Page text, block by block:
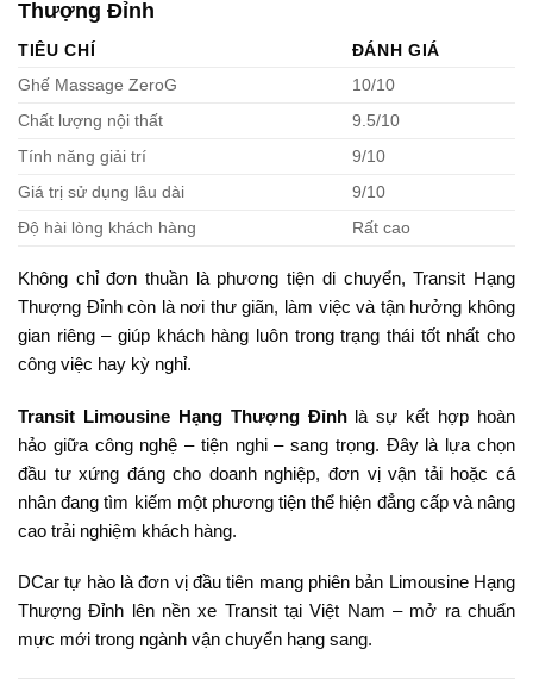
Thượng Đỉnh
TIÊU CHÍ
ĐÁNH GIÁ
Ghế Massage ZeroG
10/10
Chất lượng nội thất
9.5/10
Tính năng giải trí
9/10
Giá trị sử dụng lâu dài
9/10
Độ hài lòng khách hàng
Rất cao
Không chỉ đơn thuần là phương tiện di chuyển, Transit Hạng
Thượng Đỉnh còn là nơi thư giãn, làm việc và tận hưởng không
gian riêng – giúp khách hàng luôn trong trạng thái tốt nhất cho
công việc hay kỳ nghỉ.
Transit Limousine Hạng Thượng Đỉnhlà sự kết hợp hoàn
hảo giữa công nghệ – tiện nghi – sang trọng. Đây là lựa chọn
đầu tư xứng đáng cho doanh nghiệp, đơn vị vận tải hoặc cá
nhân đang tìm kiếm một phương tiện thể hiện đẳng cấp và nâng
cao trải nghiệm khách hàng.
DCar tự hào là đơn vị đầu tiên mang phiên bản Limousine Hạng
Thượng Đỉnh lên nền xe Transit tại Việt Nam – mở ra chuẩn
mực mới trong ngành vận chuyển hạng sang.